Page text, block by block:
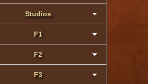
Studios
F1
F2
F3